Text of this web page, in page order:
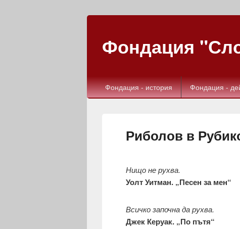
Фондация
Фондация - история Фондация -
Риболов в
Нищо не рухва.
Уолт Уитман. „Песен за мен“
Всичко започна да рухва.
Джек Керуак. „По пътя“